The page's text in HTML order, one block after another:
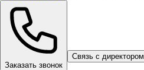
Заказать звонок
Связь с директором